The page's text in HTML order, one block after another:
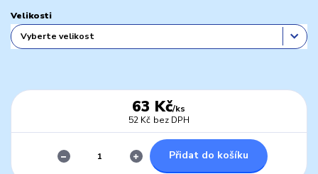
Velikosti
63 Kč/ks
52 Kč bez DPH
Přidat do košíku